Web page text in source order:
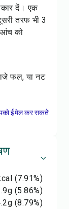
दें। एक
तरफ भी 3
को
फल, या नट
ईमेल कर सकते
(7.91%)
g (5.86%)
g (8.79%)